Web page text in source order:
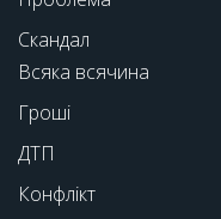
Скандал
Всяка всячина
Гроші
ДТП
Конфлікт